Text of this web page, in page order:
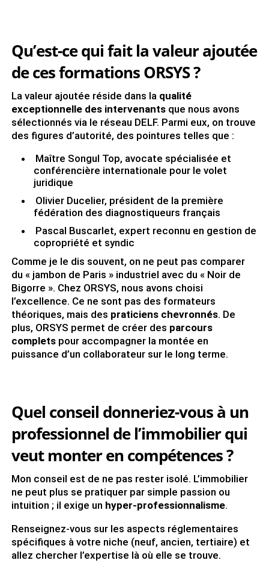
Qu’est-ce qui fait la valeur ajoutée
de ces formations ORSYS ?
La valeur ajoutée réside dans la qualité
exceptionnelle des intervenantsque nous avons
sélectionnés via le réseau DELF. Parmi eux, on trouve
des figures d’autorité, des pointures telles que :
Maître Songul Top, avocate spécialisée et
conférencière internationale pour le volet
juridique
Olivier Ducelier, président de la première
fédération des diagnostiqueurs français
Pascal Buscarlet, expert reconnu en gestion de
copropriété et syndic
Comme je le dis souvent, on ne peut pas comparer
du « jambon de Paris » industriel avec du « Noir de
Bigorre ». Chez ORSYS, nous avons choisi
l’excellence. Ce ne sont pas des formateurs
théoriques, mais des praticiens chevronnés. De
plus, ORSYS permet de créer des parcours
completspour accompagner la montée en
puissance d’un collaborateur sur le long terme.
Quel conseil donneriez-vous à un
professionnel de l’immobilier qui
veut monter en compétences ?
Mon conseil est de ne pas rester isolé. L’immobilier
ne peut plus se pratiquer par simple passion ou
intuition ; il exige un hyper-professionnalisme.
Renseignez-vous sur les aspects réglementaires
spécifiques à votre niche (neuf, ancien, tertiaire) et
allez chercher l’expertise là où elle se trouve.